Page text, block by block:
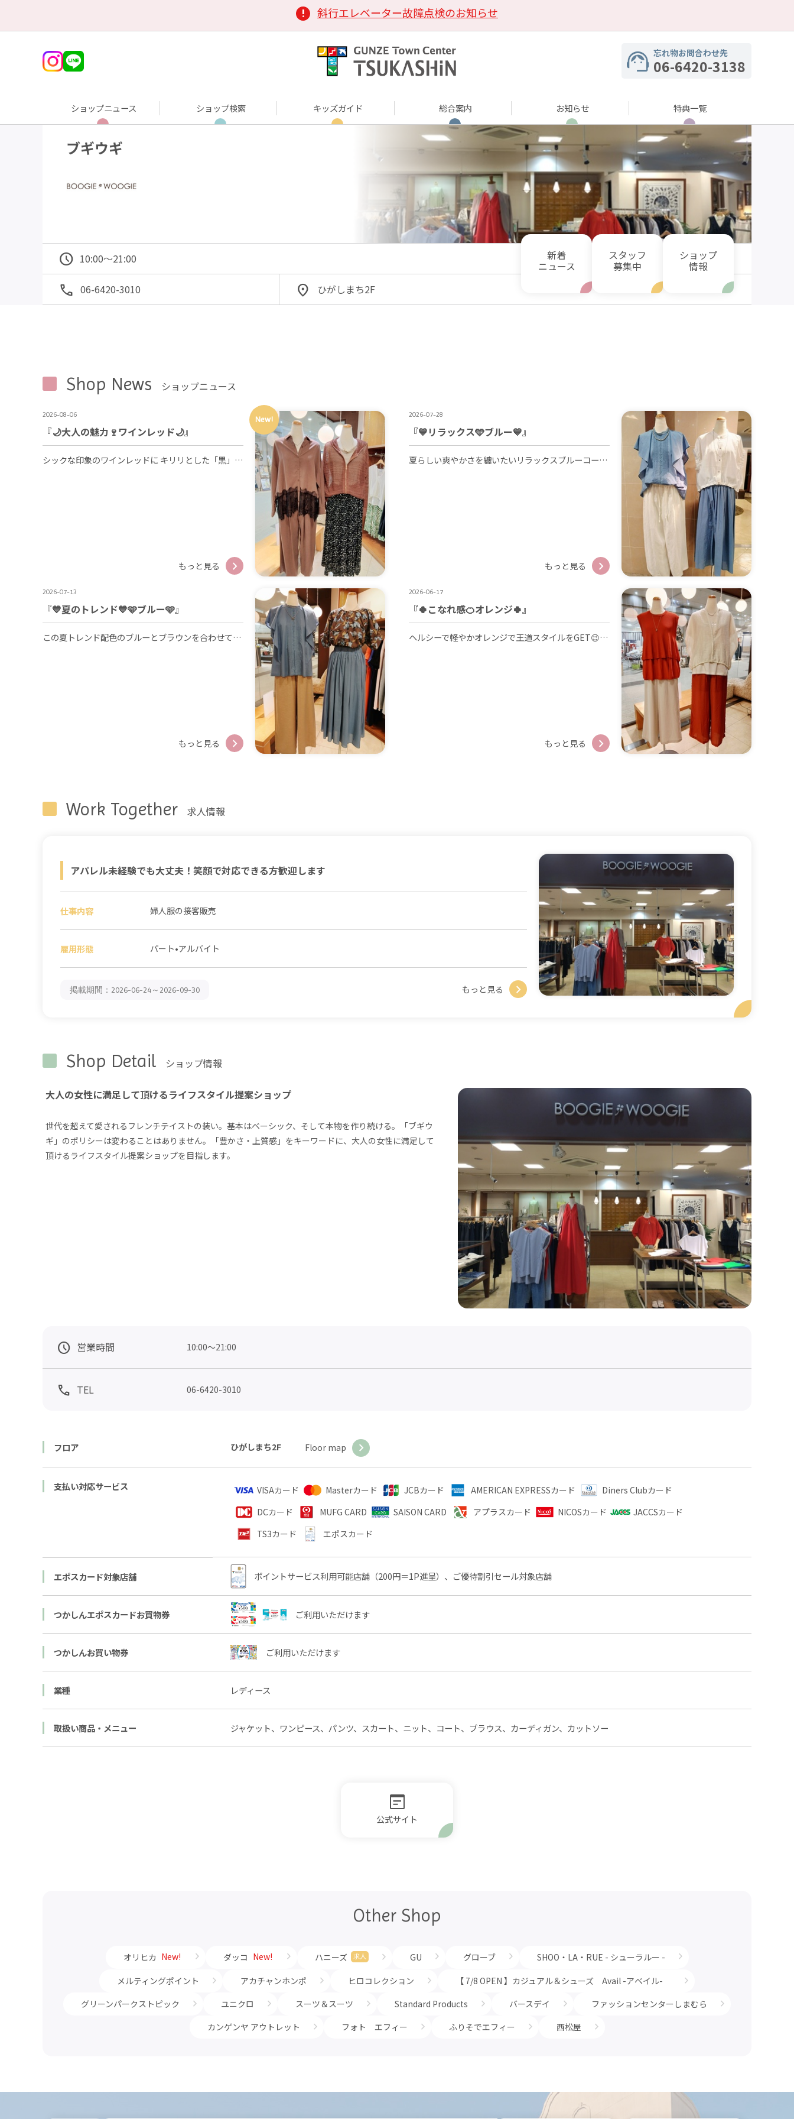
斜行エレベーター故障点検のお知らせ
忘れ物お問合わせ先
06-6420-3138
ショップニュース ショップ検索 キッズガイド 総合案内 お知らせ 特典一覧
ブギウギ
06-6420-3010 ひがしまち2F
新着
ニュース
スタッフ
募集中
ショップ
情報
Shop News ショップニュース
New!
2026-08-06
『🌙大人の魅力🍷ワインレッド🌙』
シックな印象のワインレッドに キリリとした「黒」を合わせれば 大人上品なコーデの出来上がり😉❤️🖤 シンプルカジュアルな白や ベージュをちらりと覗かせれば 抜け感もしっかりクリア🕊🍀
もっと見る
2026-07-28
『💙リラックス🩵ブルー💙』
夏らしい爽やかさを纏いたいリラックスブルーコーデ😉🩵 ゆったりしたシルエットや清涼感のある素材でまとめるのがポイント😊🍀 さわやかなブルーには白やベージュなどの ベーシックカラーと合わせることで 上品で心地よいスタイリングに仕上がります💙🕊💙
もっと見る
2026-07-13
『💙夏のトレンド💙🩵ブルー🩵』
この夏トレンド配色のブルーとブラウンを合わせてキレイめ海外風スタイル😍💘 ブルー×ブラウンの最強配色で知的で落ち着いた雰囲気に仕上がります🩵🤎 他にもたくさんのブルーをお店でご用意しておりますので、ぜひチェックしてみてください💙🤍🩵
もっと見る
2026-06-17
『🍀こなれ感🍊オレンジ🍀』
ヘルシーで軽やかオレンジで王道スタイルをGET😉💘 オレンジ×ホワイトの組み合わせは カジュアルになりすぎず、上品で華やかな着こなしになりますよ🍊🕊 オレンジカラーアイテムで差し色コーデもオシャレ🧡😊🧡
もっと見る
Work Together 求人情報
アパレル未経験でも大丈夫！笑顔で対応できる方歓迎します
仕事内容 婦人服の接客販売
雇用形態 パート•アルバイト
掲載期間：2026-06-24～2026-09-30 もっと見る
Shop Detail ショップ情報
大人の女性に満足して頂けるライフスタイル提案ショップ
世代を超えて愛されるフレンチテイストの装い。基本はベーシック、そして本物を作り続ける。「ブギウ
ギ」のポリシーは変わることはありません。「豊かさ・上質感」をキーワードに、大人の女性に満足して
頂けるライフスタイル提案ショップを目指します。
営業時間
TEL 06-6420-3010
フロア ひがしまち2F Floor map
支払い対応サービス VISAカード Masterカード JCBカード AMERICAN EXPRESSカード
Diners Clubカード
DCカード
MUFG CARD SAISON CARD アプラスカード NICOSカード
JACCSカード
TS3カード
エポスカード
エポスカード対象店舗 ポイントサービス利用可能店舗（200円＝1P進呈）、ご優待割引セール対象店舗
つかしんエポスカードお買物券 ご利用いただけます
つかしんお買い物券 ご利用いただけます
業種 レディース
取扱い商品・メニュー ジャケット、ワンピース、パンツ、スカート、ニット、コート、ブラウス、カーディガン、カットソー
公式サイト
Other Shop
オリヒカ New! ダッコ New! ハニーズ 求人 GU グローブ SHOO・LA・RUE - シューラルー -
メルティングポイント アカチャンホンポ ヒロコレクション
【 7/8 OPEN 】カジュアル＆シューズ Avail -アベイル-
グリーンパークストピック
ユニクロ スーツ＆スーツ Standard Products バースデイ
ファッションセンターしまむら
カンゲンヤ アウトレット
フォト エフィー ふりそでエフィー 西松屋